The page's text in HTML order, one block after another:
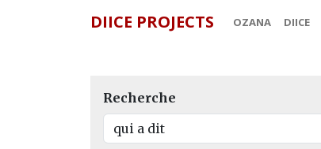
DIICE PROJECTS OZANA DIICE
Recherche